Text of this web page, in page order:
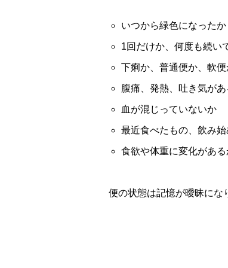
いつから緑色になったか
1回だけか、何度も続い
下痢か、普通便か、軟便
腹痛、発熱、吐き気が
血が混じっていないか
最近食べたもの、飲み
食欲や体重に変化がある
便の状態は記憶が曖昧にな